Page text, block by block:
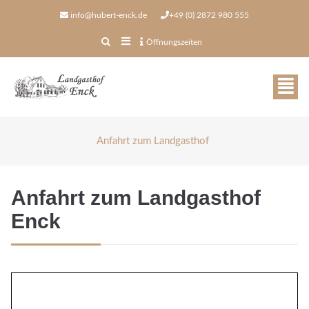
info@hubert-enck.de +49 (0) 2872 980 555
Öffnungszeiten
Anfahrt zum Landgasthof
Anfahrt zum Landgasthof
Enck
in der Woche geöffnet